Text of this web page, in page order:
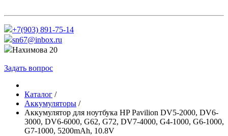
+7(903) 891-75-14
sn67@inbox.ru
Нахимова 20
Задать вопрос
Каталог /
Аккумуляторы /
Аккумулятор для ноутбука HP Pavilion DV5-2000, DV6-
3000, DV6-6000, G62, G72, DV7-4000, G4-1000, G6-1000,
G7-1000, 5200mAh, 10.8V